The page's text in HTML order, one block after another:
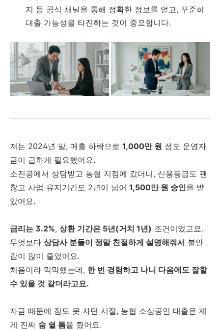
지 등 공식 채널을 통해 정확한 정보를 얻고, 꾸준히
대출 가능성을 타진하는 것이 중요합니다.
저는 2024년 말, 매출 하락으로 1,000만 원 정도 운영자
금이 급하게 필요했어요.
소진공에서 상담받고 농협 지점에 갔더니, 신용등급도 괜
찮고 사업 유지기간도 2년이 넘어 1,500만 원 승인을 받
았어요.
금리는 3.2%, 상환 기간은 5년(거치 1년) 조건이었고요.
무엇보다 상담사 분들이 정말 친절하게 설명해줘서 불안
감이 많이 줄었어요.
처음이라 막막했는데, 한 번 경험하고 나니 다음에도 잘할
수 있을 것 같더라고요.
자금 때문에 잠도 못 자던 시절, 농협 소상공인 대출은 제
게 진짜 숨 쉴 틈을 줬어요.